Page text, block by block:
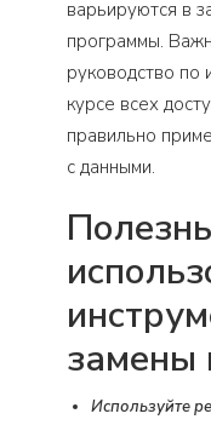
варьируются в
программы.
руководство по
курсе всех
правильно
с данными.
замены
Используйте